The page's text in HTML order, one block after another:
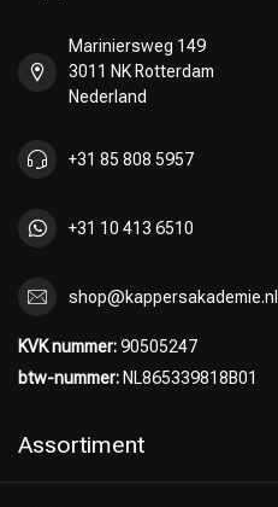
Mariniersweg 149
3011 NK Rotterdam
Nederland
+31 85 808 5957
+31 10 413 6510
shop@kappersakademie.nl
KVK nummer:90505247
btw-nummer: NL865339818B01
Assortiment